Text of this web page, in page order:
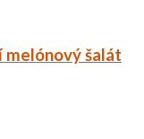
melónový šalát